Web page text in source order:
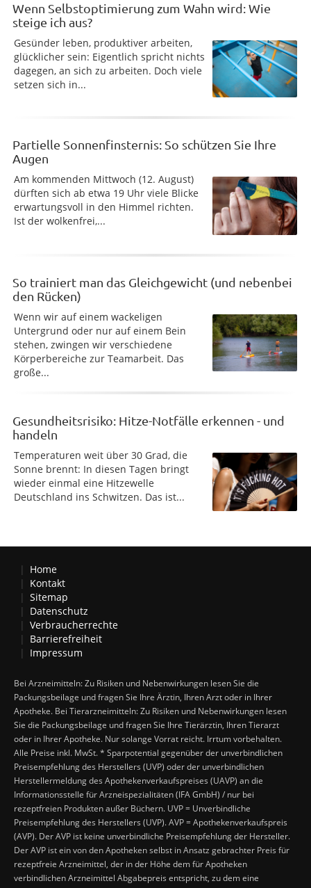
Wenn Selbstoptimierung zum Wahn wird: Wie
steige ich aus?
Gesünder leben, produktiver arbeiten,
glücklicher sein: Eigentlich spricht nichts
dagegen, an sich zu arbeiten. Doch viele
setzen sich in...
Partielle Sonnenfinsternis: So schützen Sie Ihre
Augen
Am kommenden Mittwoch (12. August)
dürften sich ab etwa 19 Uhr viele Blicke
erwartungsvoll in den Himmel richten.
Ist der wolkenfrei,...
So trainiert man das Gleichgewicht (und nebenbei
den Rücken)
Wenn wir auf einem wackeligen
Untergrund oder nur auf einem Bein
stehen, zwingen wir verschiedene
Körperbereiche zur Teamarbeit. Das
große...
Gesundheitsrisiko: Hitze-Notfälle erkennen - und
handeln
Temperaturen weit über 30 Grad, die
Sonne brennt: In diesen Tagen bringt
wieder einmal eine Hitzewelle
Deutschland ins Schwitzen. Das ist...
Home
Kontakt
Sitemap
Datenschutz
Verbraucherrechte
Barrierefreiheit
Impressum
Bei Arzneimitteln: Zu Risiken und Nebenwirkungen lesen Sie die
Packungsbeilage und fragen Sie Ihre Ärztin, Ihren Arzt oder in Ihrer
Apotheke. Bei Tierarzneimitteln: Zu Risiken und Nebenwirkungen lesen
Sie die Packungsbeilage und fragen Sie Ihre Tierärztin, Ihren Tierarzt
oder in Ihrer Apotheke. Nur solange Vorrat reicht. Irrtum vorbehalten.
Alle Preise inkl. MwSt. * Sparpotential gegenüber der unverbindlichen
Preisempfehlung des Herstellers (UVP) oder der unverbindlichen
Herstellermeldung des Apothekenverkaufspreises (UAVP) an die
Informationsstelle für Arzneispezialitäten (IFA GmbH) / nur bei
rezeptfreien Produkten außer Büchern. UVP = Unverbindliche
Preisempfehlung des Herstellers (UVP). AVP = Apothekenverkaufspreis
(AVP). Der AVP ist keine unverbindliche Preisempfehlung der Hersteller.
Der AVP ist ein von den Apotheken selbst in Ansatz gebrachter Preis für
rezeptfreie Arzneimittel, der in der Höhe dem für Apotheken
verbindlichen Arzneimittel Abgabepreis entspricht, zu dem eine